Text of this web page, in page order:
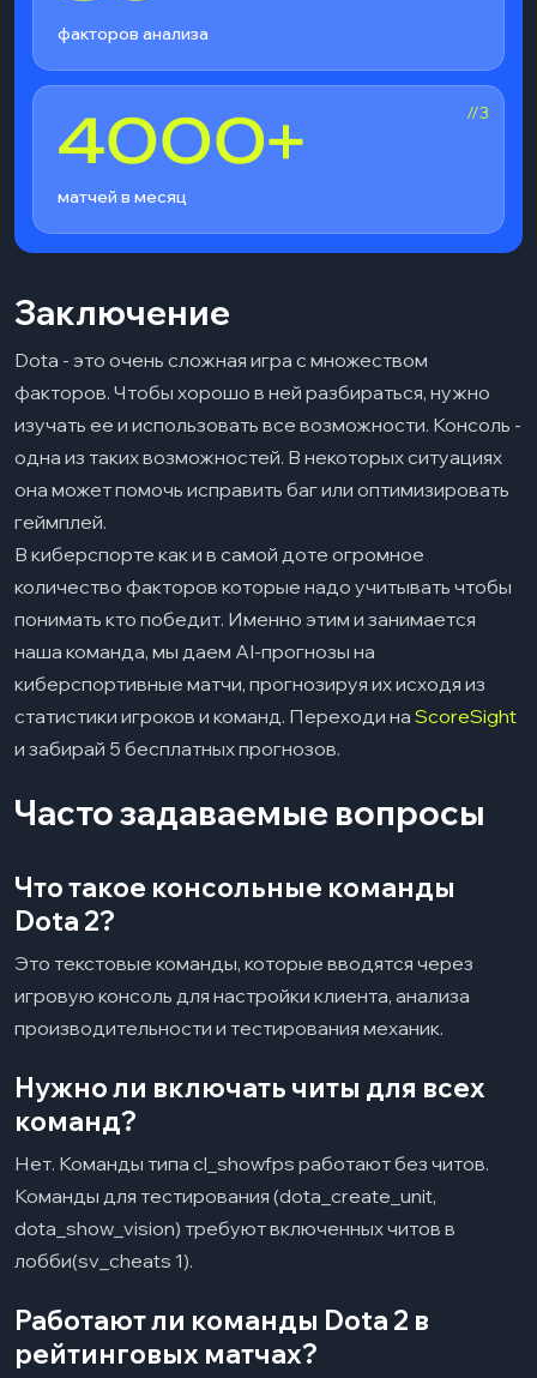
факторов анализа
//3
4000+
матчей в месяц
Заключение
Dota - это очень сложная игра с множеством
факторов. Чтобы хорошо в ней разбираться, нужно
изучать ее и использовать все возможности. Консоль -
одна из таких возможностей. В некоторых ситуациях
она может помочь исправить баг или оптимизировать
геймплей.
В киберспорте как и в самой доте огромное
количество факторов которые надо учитывать чтобы
понимать кто победит. Именно этим и занимается
наша команда, мы даем AI-прогнозы на
киберспортивные матчи, прогнозируя их исходя из
статистики игроков и команд. Переходи на ScoreSight
и забирай 5 бесплатных прогнозов.
Часто задаваемые вопросы
Что такое консольные команды
Dota 2?
Это текстовые команды, которые вводятся через
игровую консоль для настройки клиента, анализа
производительности и тестирования механик.
Нужно ли включать читы для всех
команд?
Нет. Команды типа cl_showfps работают без читов.
Команды для тестирования (dota_create_unit,
dota_show_vision) требуют включенных читов в
лобби(sv_cheats 1).
Работают ли команды Dota 2 в
рейтинговых матчах?